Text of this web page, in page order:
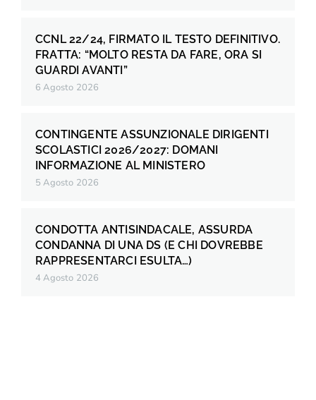
CCNL 22/24, FIRMATO IL TESTO DEFINITIVO.
FRATTA: “MOLTO RESTA DA FARE, ORA SI
GUARDI AVANTI”
6 Agosto 2026
CONTINGENTE ASSUNZIONALE DIRIGENTI
SCOLASTICI 2026/2027: DOMANI
INFORMAZIONE AL MINISTERO
5 Agosto 2026
CONDOTTA ANTISINDACALE, ASSURDA
CONDANNA DI UNA DS (E CHI DOVREBBE
RAPPRESENTARCI ESULTA…)
4 Agosto 2026